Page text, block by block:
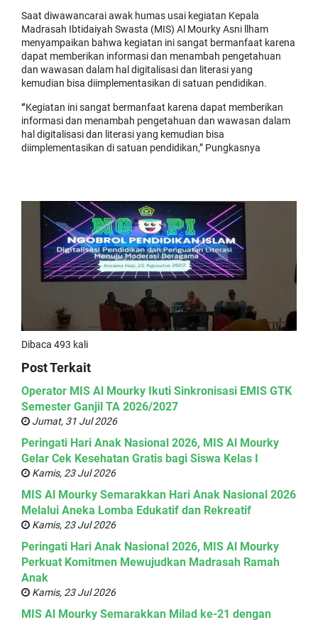
Saat diwawancarai awak humas usai kegiatan Kepala
Madrasah Ibtidaiyah Swasta (MIS) Al Mourky Asni llham
menyampaikan bahwa kegiatan ini sangat bermanfaat karena
dapat memberikan informasi dan menambah pengetahuan
dan wawasan dalam hal digitalisasi dan literasi yang
kemudian bisa diimplementasikan di satuan pendidikan.
“Kegiatan ini sangat bermanfaat karena dapat memberikan
informasi dan menambah pengetahuan dan wawasan dalam
hal digitalisasi dan literasi yang kemudian bisa
diimplementasikan di satuan pendidikan,” Pungkasnya
Dibaca 493 kali
Post Terkait
Operator MIS Al Mourky Ikuti Sinkronisasi EMIS GTK
Semester Ganjil TA 2026/2027
Jumat, 31 Jul 2026
Peringati Hari Anak Nasional 2026, MIS Al Mourky
Gelar Cek Kesehatan Gratis bagi Siswa Kelas I
Kamis, 23 Jul 2026
MIS Al Mourky Semarakkan Hari Anak Nasional 2026
Melalui Aneka Lomba Edukatif dan Rekreatif
Kamis, 23 Jul 2026
Peringati Hari Anak Nasional 2026, MIS Al Mourky
Perkuat Komitmen Mewujudkan Madrasah Ramah
Anak
Kamis, 23 Jul 2026
MIS Al Mourky Semarakkan Milad ke-21 dengan